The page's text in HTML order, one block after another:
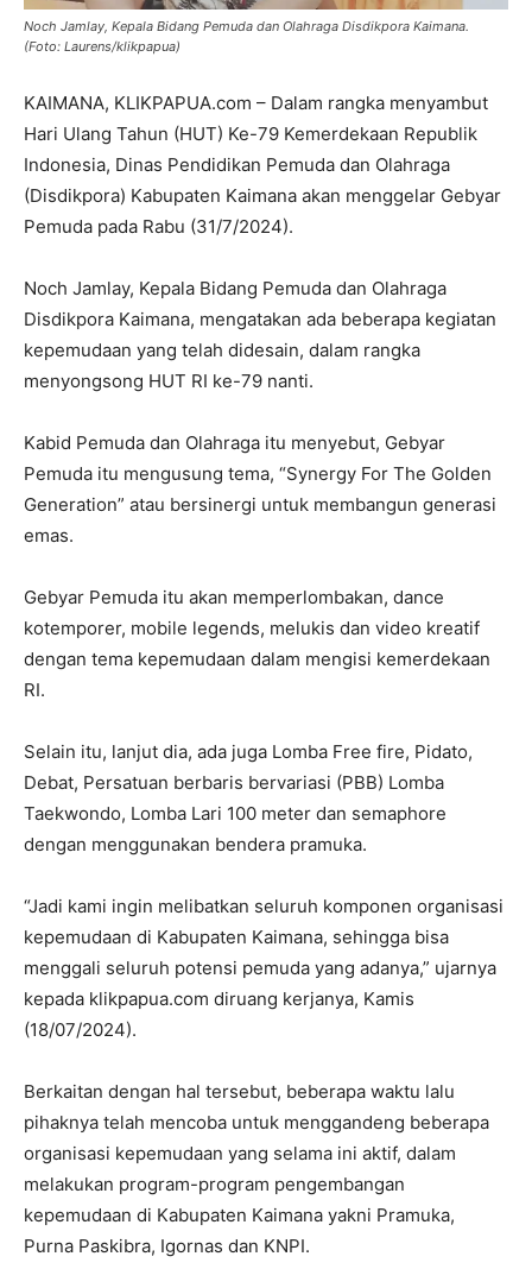
Noch Jamlay, Kepala Bidang Pemuda dan Olahraga Disdikpora Kaimana.
(Foto: Laurens/klikpapua)
KAIMANA, KLIKPAPUA.com – Dalam rangka menyambut
Hari Ulang Tahun (HUT) Ke-79 Kemerdekaan Republik
Indonesia, Dinas Pendidikan Pemuda dan Olahraga
(Disdikpora) Kabupaten Kaimana akan menggelar Gebyar
Pemuda pada Rabu (31/7/2024).
Noch Jamlay, Kepala Bidang Pemuda dan Olahraga
Disdikpora Kaimana, mengatakan ada beberapa kegiatan
kepemudaan yang telah didesain, dalam rangka
menyongsong HUT RI ke-79 nanti.
Kabid Pemuda dan Olahraga itu menyebut, Gebyar
Pemuda itu mengusung tema, “Synergy For The Golden
Generation” atau bersinergi untuk membangun generasi
emas.
Gebyar Pemuda itu akan memperlombakan, dance
kotemporer, mobile legends, melukis dan video kreatif
dengan tema kepemudaan dalam mengisi kemerdekaan
RI.
Selain itu, lanjut dia, ada juga Lomba Free fire, Pidato,
Debat, Persatuan berbaris bervariasi (PBB) Lomba
Taekwondo, Lomba Lari 100 meter dan semaphore
dengan menggunakan bendera pramuka.
“Jadi kami ingin melibatkan seluruh komponen organisasi
kepemudaan di Kabupaten Kaimana, sehingga bisa
menggali seluruh potensi pemuda yang adanya,” ujarnya
kepada klikpapua.com diruang kerjanya, Kamis
(18/07/2024).
Berkaitan dengan hal tersebut, beberapa waktu lalu
pihaknya telah mencoba untuk menggandeng beberapa
organisasi kepemudaan yang selama ini aktif, dalam
melakukan program-program pengembangan
kepemudaan di Kabupaten Kaimana yakni Pramuka,
Purna Paskibra, Igornas dan KNPI.